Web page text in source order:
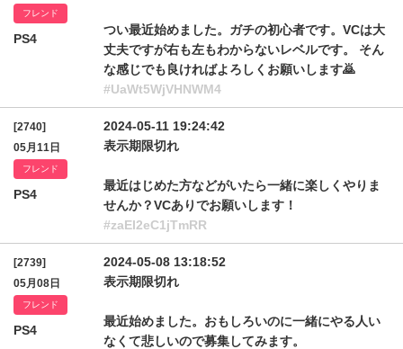
フレンド
PS4
つい最近始めました。ガチの初心者です。VCは大
丈夫ですが右も左もわからないレベルです。 そん
な感じでも良ければよろしくお願いします🙇
#UaWt5WjVHNWM4
[2740]
05月11日
フレンド
PS4
2024-05-11 19:24:42
表示期限切れ
最近はじめた方などがいたら一緒に楽しくやりま
せんか？VCありでお願いします！
#zaEI2eC1jTmRR
[2739]
05月08日
フレンド
PS4
2024-05-08 13:18:52
表示期限切れ
最近始めました。おもしろいのに一緒にやる人い
なくて悲しいので募集してみます。